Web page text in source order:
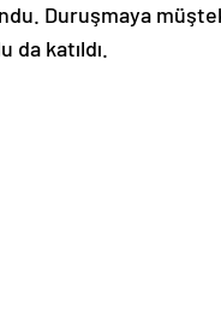
Duruşmaya
da katıldı.